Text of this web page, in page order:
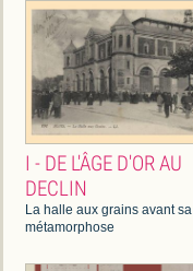
I - DE L'ÂGE D'OR AU
DECLIN
La halle aux grains avant sa
métamorphose